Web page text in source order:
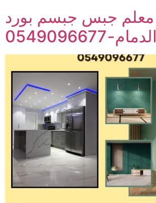
معلم جبس جبسم بورد
الدمام-0549096677